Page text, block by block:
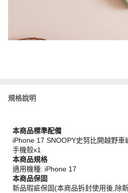
規格說明
本商品標準配備
iPhone 17 SNOOPY史努比開越野
手機殼x1
本商品規格
適用機種: iPhone 17
本商品保固
新品瑕疵保固(本商品拆封使用後,除